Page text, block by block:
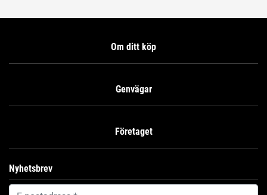
Om ditt köp
Genvägar
Företaget
Nyhetsbrev